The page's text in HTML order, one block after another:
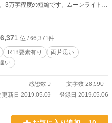
3万字程度の短編です。ムーンライトノ
。 ※表紙画像はPixabay様のフリー素
おります。
位 / 66,371件
R18要素有り
両片思い
い
感想数 0
文字数 28,590
更新日 2019.05.09
登録日 2019.05.06